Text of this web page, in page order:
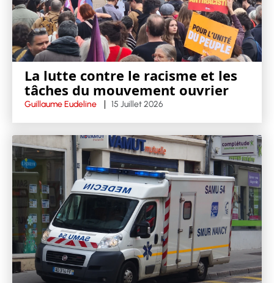
La lutte contre le racisme et les
tâches du mouvement ouvrier
Guillaume Eudeline 15 Juillet 2026